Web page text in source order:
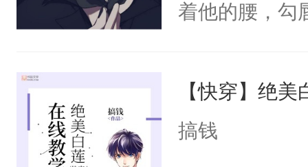
着他的腰，勾
来，给老公
用力——为你
【快穿】绝
搞钱